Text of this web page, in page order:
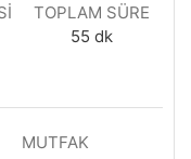
TOPLAM SÜRE
55dakika
dk
MUTFAK